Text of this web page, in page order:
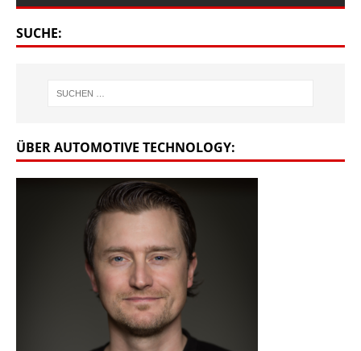
SUCHE:
ÜBER AUTOMOTIVE TECHNOLOGY: